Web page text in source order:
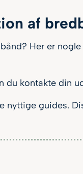
af
Her er
du kontakte din
nyttige guides.